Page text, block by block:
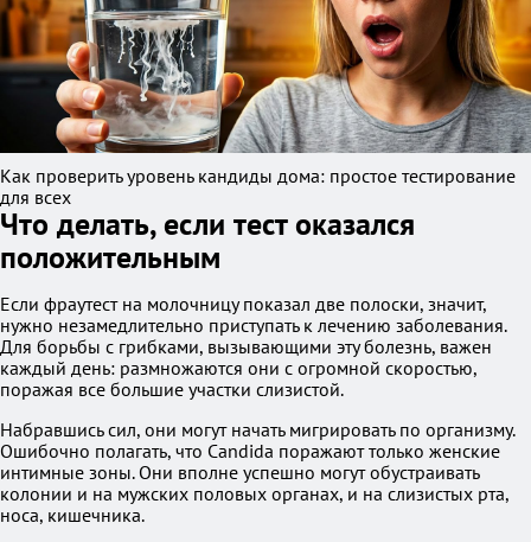
Как проверить уровень кандиды дома: простое тестирование
для всех
Что делать, если тест оказался
положительным
Если фраутест на молочницу показал две полоски, значит,
нужно незамедлительно приступать к лечению заболевания.
Для борьбы с грибками, вызывающими эту болезнь, важен
каждый день: размножаются они с огромной скоростью,
поражая все большие участки слизистой.
Набравшись сил, они могут начать мигрировать по организму.
Ошибочно полагать, что Candida поражают только женские
интимные зоны. Они вполне успешно могут обустраивать
колонии и на мужских половых органах, и на слизистых рта,
носа, кишечника.